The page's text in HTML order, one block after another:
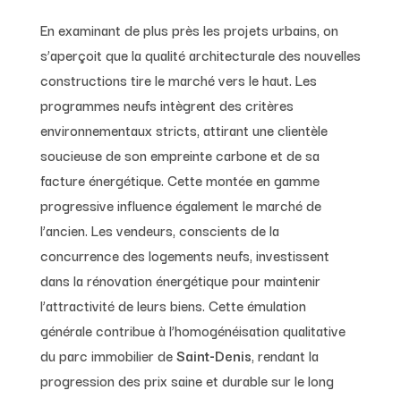
En examinant de plus près les projets urbains, on
s’aperçoit que la qualité architecturale des nouvelles
constructions tire le marché vers le haut. Les
programmes neufs intègrent des critères
environnementaux stricts, attirant une clientèle
soucieuse de son empreinte carbone et de sa
facture énergétique. Cette montée en gamme
progressive influence également le marché de
l’ancien. Les vendeurs, conscients de la
concurrence des logements neufs, investissent
dans la rénovation énergétique pour maintenir
l’attractivité de leurs biens. Cette émulation
générale contribue à l’homogénéisation qualitative
du parc immobilier deSaint-Denis, rendant la
progression des prix saine et durable sur le long